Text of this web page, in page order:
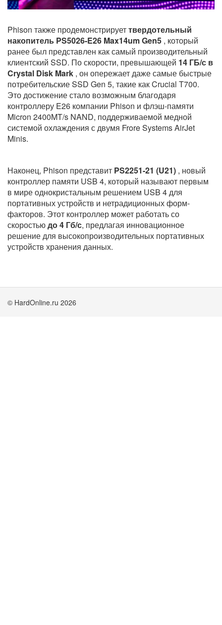
Phison также продемонстрируеттвердотельный
накопитель PS5026-E26 Max14um Gen5 , который
ранее был представлен как самый производительный
клиентский SSD. По скорости, превышающей 14 ГБ/с в
Crystal Disk Mark , он опережает даже самые быстрые
потребительские SSD Gen 5, такие как Crucial T700.
Это достижение стало возможным благодаря
контроллеру E26 компании Phison и флэш-памяти
Micron 2400MT/s NAND, поддерживаемой медной
системой охлаждения с двумя Frore Systems AirJet
Minis.
Наконец, Phison представит PS2251-21 (U21) , новый
контроллер памяти USB 4, который называют первым
в мире однокристальным решением USB 4 для
портативных устройств и нетрадиционных форм-
факторов. Этот контроллер может работать со
скоростьюдо 4 Гб/с, предлагая инновационное
решение для высокопроизводительных портативных
устройств хранения данных.
© HardOnline.ru 2026